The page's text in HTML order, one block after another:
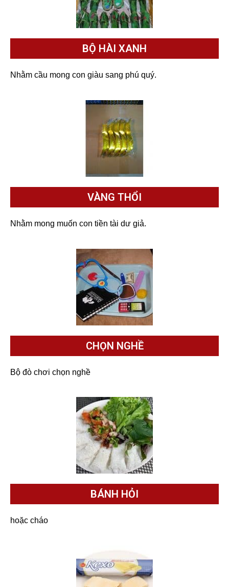
BỘ HÀI XANH
Nhằm cầu mong con giàu sang phú quý.
VÀNG THỔI
Nhằm mong muốn con tiền tài dư giả.
CHỌN NGHỀ
Bộ đò chơi chọn nghề
BÁNH HỎI
hoặc cháo